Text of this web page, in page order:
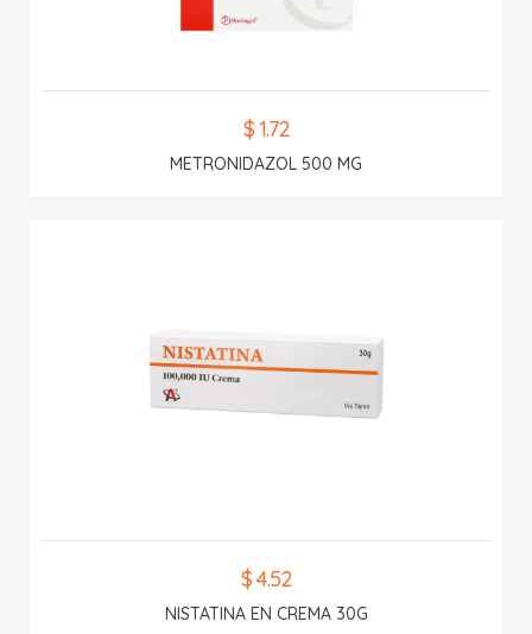
$ 1.72
METRONIDAZOL 500 MG
$ 4.52
NISTATINA EN CREMA 30G